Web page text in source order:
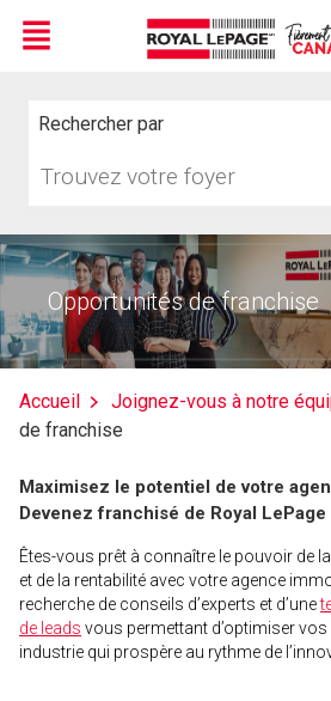
Menu
Rechercher par
votre
Opportunités de franchise
Accueil Joignez-vous à notre
de franchise
Maximisez le potentiel de votre
Devenez franchisé de Royal LePage
Êtes-vous prêt à connaître le pouvoir de
et de la rentabilité avec votre agence
recherche de conseils d’experts et d’une
de leads vous permettant d’optimiser vos
industrie qui prospère au rythme de